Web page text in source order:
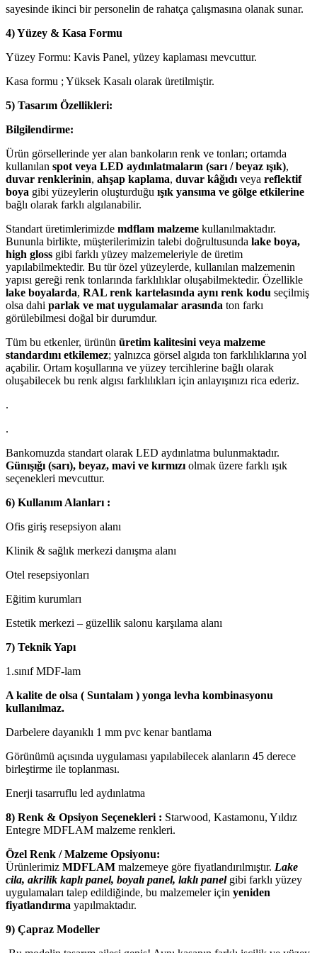
sayesinde ikinci bir personelin de rahatça çalışmasına olanak sunar.
4) Yüzey & Kasa Formu
Yüzey Formu: Kavis Panel, yüzey kaplaması mevcuttur.
Kasa formu ; Yüksek Kasalı olarak üretilmiştir.
5) Tasarım Özellikleri:
Bilgilendirme:
Ürün görsellerinde yer alan bankoların renk ve tonları; ortamda
kullanılan spot veya LED aydınlatmaların (sarı / beyaz ışık),
duvar renklerinin, ahşap kaplama, duvar kâğıdı veya reflektif
boya gibi yüzeylerin oluşturduğu ışık yansıma ve gölge etkilerine
bağlı olarak farklı algılanabilir.
Standart üretimlerimizde mdflam malzeme kullanılmaktadır.
Bununla birlikte, müşterilerimizin talebi doğrultusunda lake boya,
high gloss gibi farklı yüzey malzemeleriyle de üretim
yapılabilmektedir. Bu tür özel yüzeylerde, kullanılan malzemenin
yapısı gereği renk tonlarında farklılıklar oluşabilmektedir. Özellikle
lake boyalarda, RAL renk kartelasında aynı renk kodu seçilmiş
olsa dahi parlak ve mat uygulamalar arasında ton farkı
görülebilmesi doğal bir durumdur.
Tüm bu etkenler, ürünün üretim kalitesini veya malzeme
standardını etkilemez; yalnızca görsel algıda ton farklılıklarına yol
açabilir. Ortam koşullarına ve yüzey tercihlerine bağlı olarak
oluşabilecek bu renk algısı farklılıkları için anlayışınızı rica ederiz.
.
.
Bankomuzda standart olarak LED aydınlatma bulunmaktadır.
Günışığı (sarı), beyaz, mavi ve kırmızı olmak üzere farklı ışık
seçenekleri mevcuttur.
6) Kullanım Alanları :
Ofis giriş resepsiyon alanı
Klinik & sağlık merkezi danışma alanı
Otel resepsiyonları
Eğitim kurumları
Estetik merkezi – güzellik salonu karşılama alanı
7) Teknik Yapı
1.sınıf MDF-lam
A kalite de olsa ( Suntalam ) yonga levha kombinasyonu
kullanılmaz.
Darbelere dayanıklı 1 mm pvc kenar bantlama
Görünümü açısında uygulaması yapılabilecek alanların 45 derece
birleştirme ile toplanması.
Enerji tasarruflu led aydınlatma
8) Renk & Opsiyon Seçenekleri : Starwood, Kastamonu, Yıldız
Entegre MDFLAM malzeme renkleri.
Özel Renk / Malzeme Opsiyonu:
Ürünlerimiz MDFLAM malzemeye göre fiyatlandırılmıştır. Lake
cila, akrilik kaplı panel, boyalı panel, laklı panel gibi farklı yüzey
uygulamaları talep edildiğinde, bu malzemeler için yeniden
fiyatlandırma yapılmaktadır.
9) Çapraz Modeller